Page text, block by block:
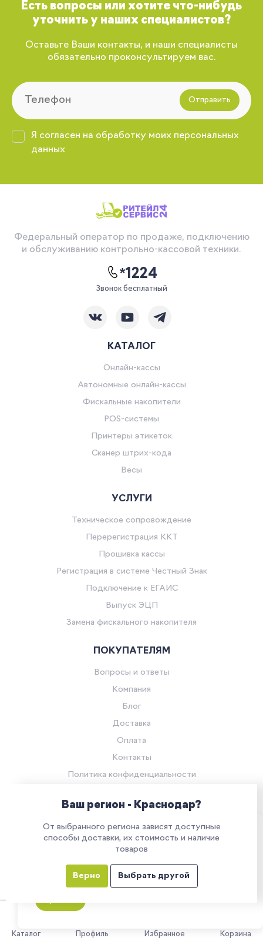
Каталог Профиль Избранное Корзина
Есть вопросы или хотите что-нибудь
уточнить у наших специалистов?
Оставьте Ваши контакты, и наши специалисты
обязательно проконсультируем вас.
Отправить
Я согласен на обработку моих персональных
данных
Федеральный оператор по продаже, подключению
и обслуживанию контрольно-кассовой техники.
*1224
Звонок бесплатный
КАТАЛОГ
Онлайн-кассы
Автономные онлайн-кассы
Фискальные накопители
POS-системы
Принтеры этикеток
Сканер штрих-кода
Весы
УСЛУГИ
Техническое сопровождение
Перерегистрация ККТ
Прошивка кассы
Регистрация в системе Честный Знак
Подключение к ЕГАИС
Выпуск ЭЦП
Замена фискального накопителя
ПОКУПАТЕЛЯМ
Вопросы и ответы
Компания
Блог
Доставка
Оплата
Контакты
Политика конфиденциальности
Все права защищены.
Все указанные на сайте цены носят информационный характер и
не являются публичной офертой (ст. 437 ГК РФ)
Наш сайт использует куки. Продолжая им
пользоваться, вы соглашаетесь на обработку
персональных данных в соответствии с
политикой конфиденциальности
Ваш регион - Краснодар?
От выбранного региона зависят доступные
способы доставки, их стоимость и наличие
товаров
Верно Выбрать другой